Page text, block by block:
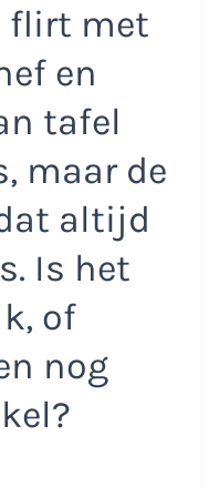
flirt met
en
tafel
maar de
altijd
Is het
of
nog